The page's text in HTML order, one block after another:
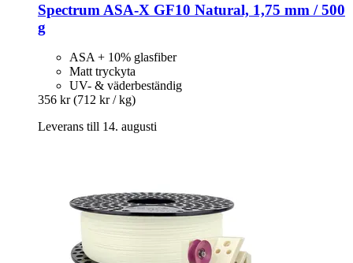
Spectrum ASA-​X GF10 Natural, 1,75 mm / 500
g
ASA + 10% glasfiber
Matt tryckyta
UV- & väderbeständig
356 kr (712 kr / kg)
Leverans till 14. augusti